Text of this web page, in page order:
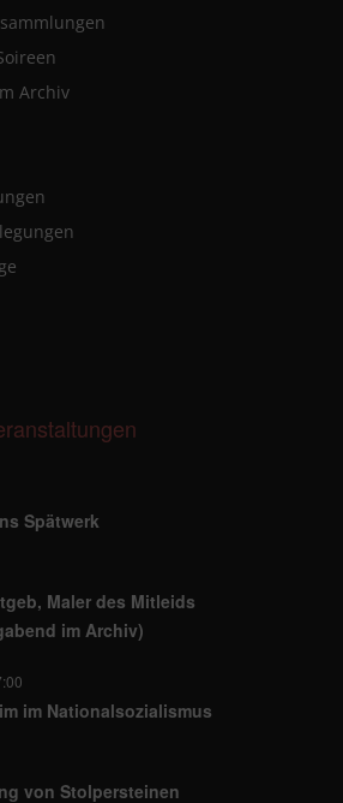
Archiv
Spätwerk
Maler des Mitleids
im Archiv)
im Nationalsozialismus
von Stolpersteinen